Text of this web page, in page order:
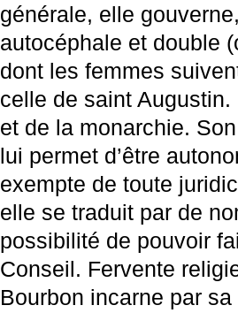
générale, elle
autocéphale et double
dont les femmes
celle de saint
et de la monarchie.
lui permet d’être
exempte de toute
elle se traduit par de
possibilité de pouvoir
Conseil. Fervente
Bourbon incarne par